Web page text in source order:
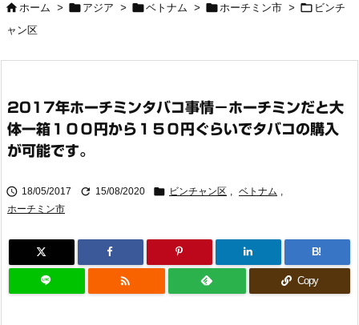
ホーム >  アジア > ベトナム > ホーチミン市 >  ビンチ
ャン区
2017年ホーチミンタバコ事情−ホーチミンだと大
体一箱１００円から１５０円ぐらいでタバコの購入
が可能です。
 18/05/2017  15/08/2020  ビンチャン区 , ベトナム ,
ホーチミン市
B!
 Copy